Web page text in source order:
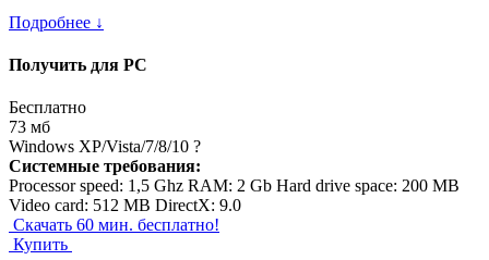
Подробнее ↓
Получить для PC
Бесплатно
73 мб
Windows XP/Vista/7/8/10 ?
Системные требования:
Processor speed: 1,5 Ghz RAM: 2 Gb Hard drive space: 200 MB
Video card: 512 MB DirectX: 9.0
Скачать 60 мин. бесплатно!
Купить